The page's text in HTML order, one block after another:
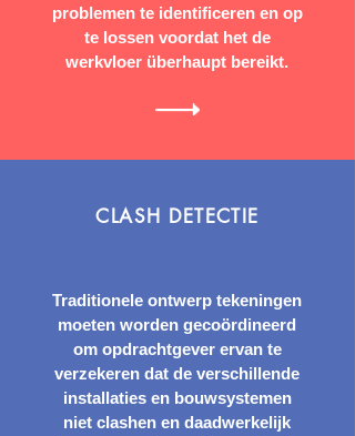
problemen te identificeren en op
te lossen voordat het de
werkvloer überhaupt bereikt.
CLASH DETECTIE
Traditionele ontwerp tekeningen
moeten worden gecoördineerd
om opdrachtgever ervan te
verzekeren dat de verschillende
installaties en bouwsystemen
niet clashen en daadwerkelijk